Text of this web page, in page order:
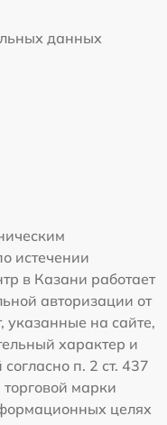
данных
истечении
в Казани работает
авторизации от
указанные на сайте,
характер и
п. 2 ст. 437
марки
целях